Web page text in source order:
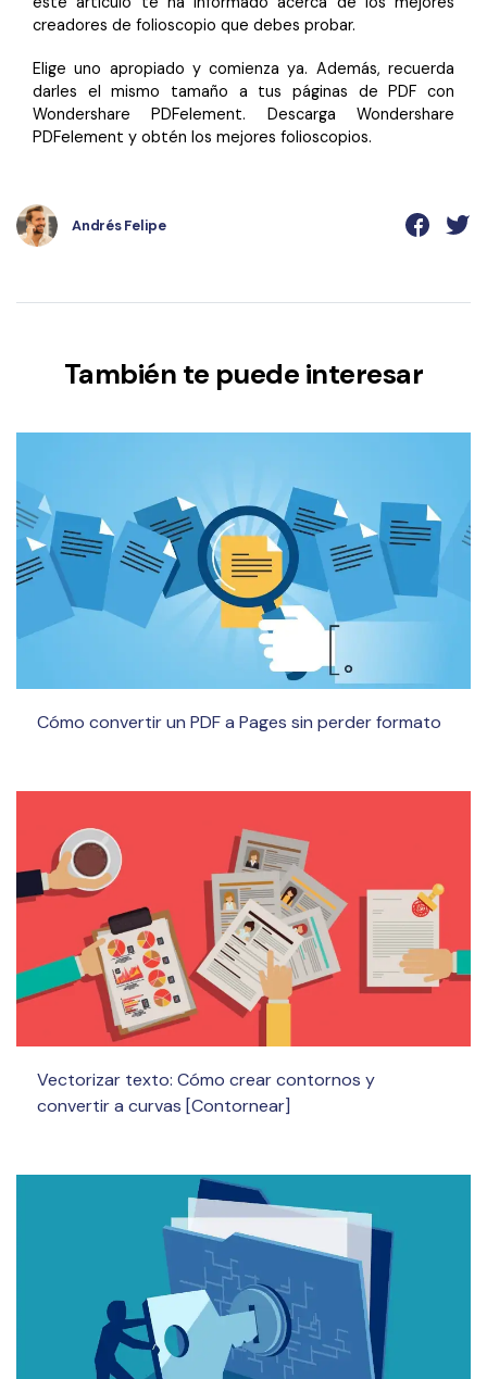
creadores de folioscopio que debes probar.
Elige uno apropiado y comienza ya. Además, recuerda
darles el mismo tamaño a tus páginas de PDF con
Wondershare PDFelement. Descarga Wondershare
PDFelement y obtén los mejores folioscopios.
Andrés Felipe
También te puede interesar
Cómo convertir un PDF a Pages sin perder formato
Vectorizar texto: Cómo crear contornos y
convertir a curvas [Contornear]